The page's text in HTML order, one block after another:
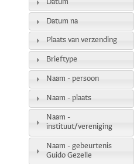
Datum
Datum na
Plaats van verzending
Brieftype
Naam - persoon
Naam - plaats
Naam -
instituut/vereniging
Naam - gebeurtenis
Guido Gezelle